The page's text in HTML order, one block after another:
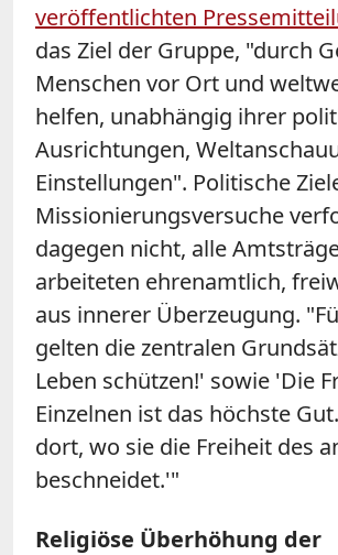
veröffentlichten
das Ziel der Gruppe, "durch
Menschen vor Ort und
helfen, unabhängig ihrer
Ausrichtungen,
Einstellungen". Politische
Missionierungsversuche
dagegen nicht, alle
arbeiteten ehrenamtlich,
aus innerer Überzeugung.
gelten die zentralen
Leben schützen!' sowie 'Die
Einzelnen ist das höchste
dort, wo sie die Freiheit des
beschneidet.'"
Religiöse Überhöhung der